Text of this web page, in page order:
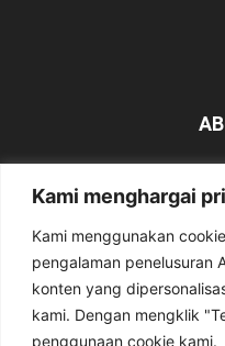
Kami menghargai
Kami menggunakan
pengalaman penelusuran
konten yang
kami. Dengan mengklik
penggunaan cookie kami.
berita tentang Magetan
Contact us: